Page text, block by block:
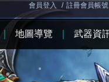
會員登入 / 註冊會員帳號